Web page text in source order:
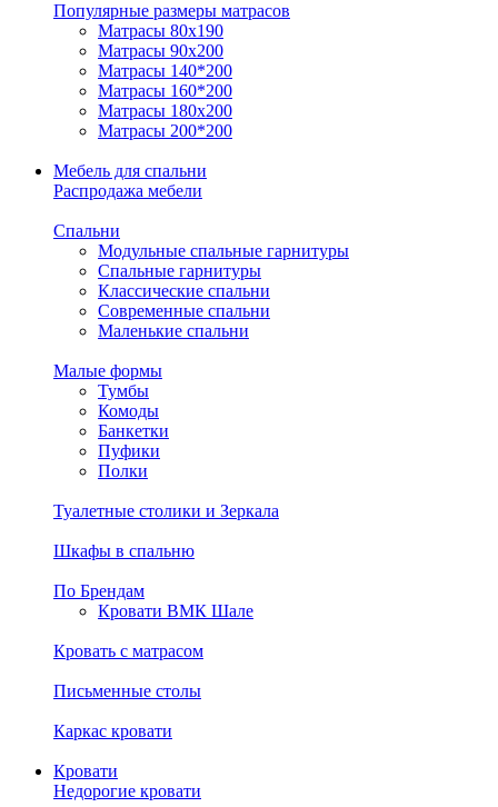
Популярные размеры матрасов
Матрасы 80x190
Матрасы 90x200
Матрасы 140*200
Матрасы 160*200
Матрасы 180x200
Матрасы 200*200
Мебель для спальни
Распродажа мебели
Спальни
Модульные спальные гарнитуры
Спальные гарнитуры
Классические спальни
Современные спальни
Маленькие спальни
Малые формы
Тумбы
Комоды
Банкетки
Пуфики
Полки
Туалетные столики и Зеркала
Шкафы в спальню
По Брендам
Кровати ВМК Шале
Кровать с матрасом
Письменные столы
Каркас кровати
Кровати
Недорогие кровати